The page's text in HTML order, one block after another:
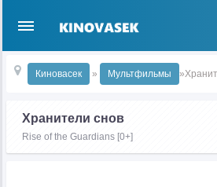
Киновасек » Мультфильмы
Хранители снов
Rise of the Guardians [0+]